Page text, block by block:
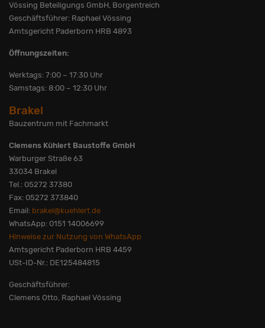
Vössing Beteiligungs GmbH, Borgentreich
Geschäftsführer: Raphael Vössing
Amtsgericht Paderborn HRB 4893
Öffnungszeiten:
Werktags: 7:00 – 17:30 Uhr
Samstags: 8:00 – 12:30 Uhr
Brakel
Bauzentrum mit Fachmarkt
Clemens Kühlert Baustoffe GmbH
Warburger Straße 63
33034 Brakel
Tel.: 05272 37380
Fax: 05272 373840
Email: brakel@kuehlert.de
WhatsApp: 0151 14006699
Hinweise zur Nutzung von WhatsApp
Amtsgericht Paderborn HRB 4459
USt-ID-Nr.: DE125484815
Geschäftsführer:
Clemens Otto, Raphael Vössing